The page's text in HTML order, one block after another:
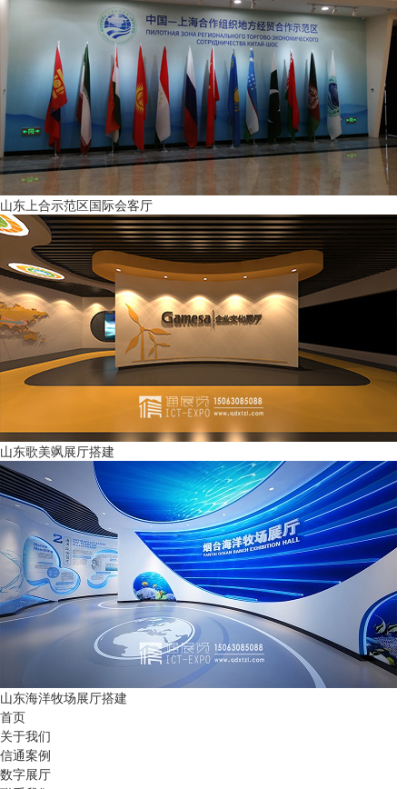
山东上合示范区国际会客厅
山东歌美飒展厅搭建
山东海洋牧场展厅搭建
首页
关于我们
信通案例
数字展厅